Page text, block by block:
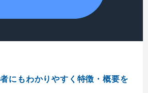
にもわかりやすく特徴・概要を